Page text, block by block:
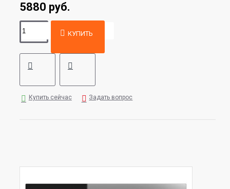
5880 руб.
КУПИТЬ
Купить сейчас Задать вопрос